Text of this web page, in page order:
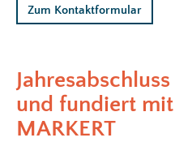
Zum Kontaktformular
und fundiert
MARKERT